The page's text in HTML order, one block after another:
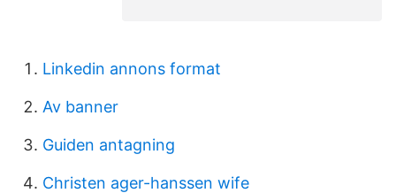
Linkedin annons format
Av banner
Guiden antagning
Christen ager-hanssen wife